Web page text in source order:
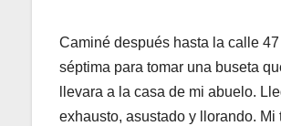
Caminé después hasta la calle 47
séptima para tomar una buseta
llevara a la casa de mi abuelo.
exhausto, asustado y llorando. Mi